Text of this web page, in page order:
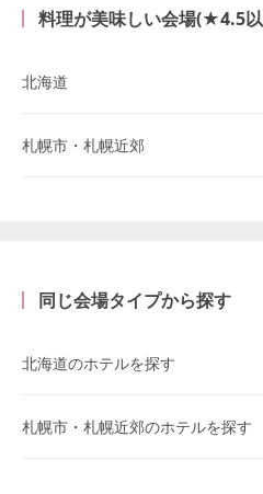
料理が美味しい会場(★4.5
北海道
札幌市・札幌近郊
同じ会場タイプから探す
北海道のホテルを探す
札幌市・札幌近郊のホテルを探す